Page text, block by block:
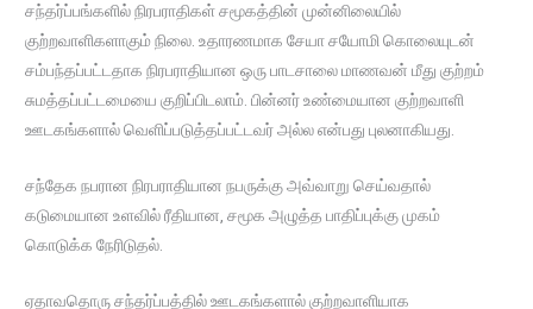
சந்தர்ப்பங்களில் நிரபராதிகள் சமூகத்தின் முன்னிலையில்
குற்றவாளிகளாகும் நிலை. உதாரணமாக சேயா சயோமி கொலையுடன்
சம்பந்தப்பட்டதாக நிரபராதியான ஒரு பாடசாலை மாணவன் மீது குற்றம்
சுமத்தப்பட்டமையை குறிப்பிடலாம். பின்னர் உண்மையான குற்றவாளி
ஊடகங்களால் வெளிப்படுத்தப்பட்டவர் அல்ல என்பது புலனாகியது.
சந்தேக நபரான நிரபராதியான நபருக்கு அவ்வாறு செய்வதால்
கடுமையான உளவில் ரீதியான, சமூக அழுத்த பாதிப்புக்கு முகம்
கொடுக்க நேரிடுதல்.
ஏதாவதொரு சந்தர்ப்பத்தில் ஊடகங்களால் குற்றவாளியாக